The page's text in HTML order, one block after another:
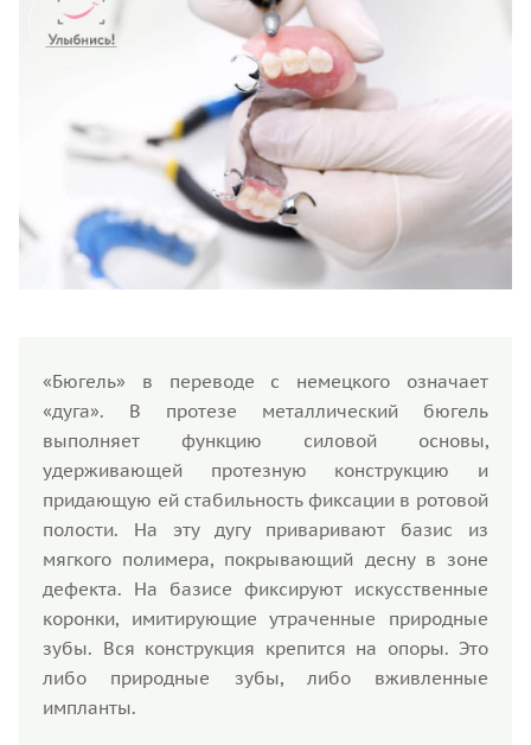
«Бюгель» в переводе с немецкого означает
«дуга». В протезе металлический бюгель
выполняет функцию силовой основы,
удерживающей протезную конструкцию и
придающую ей стабильность фиксации в ротовой
полости. На эту дугу приваривают базис из
мягкого полимера, покрывающий десну в зоне
дефекта. На базисе фиксируют искусственные
коронки, имитирующие утраченные природные
зубы. Вся конструкция крепится на опоры. Это
либо природные зубы, либо вживленные
импланты.